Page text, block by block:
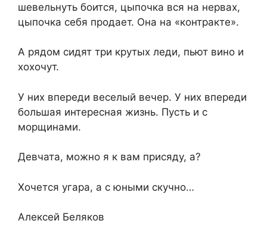
шевельнуть боится, цыпочка вся на нервах,
цыпочка себя продает. Она на «контракте».
А рядом сидят три крутых леди, пьют вино и
хохочут.
У них впереди веселый вечер. У них впереди
большая интересная жизнь. Пусть и с
морщинами.
Девчата, можно я к вам присяду, а?
Хочется угара, а с юными скучно…
Алексей Беляков